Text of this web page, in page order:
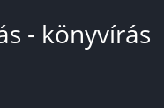
- könyvírás